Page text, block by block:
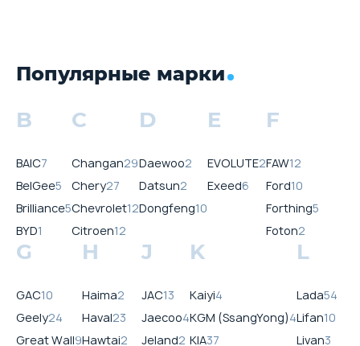
Популярные марки
B
BAIC7
BelGee5
Brilliance5
BYD1
C
Changan29
Chery27
Chevrolet12
Citroen12
D
Daewoo2
Datsun2
Dongfeng10
E
EVOLUTE2
Exeed6
F
FAW12
Ford10
Forthing5
Foton2
G
GAC10
Geely24
Great Wall9
H
Haima2
Haval23
Hawtai2
J
JAC13
Jaecoo4
Jeland2
K
Kaiyi4
KGM (SsangYong)4
KIA37
L
Lada54
Lifan10
Livan3